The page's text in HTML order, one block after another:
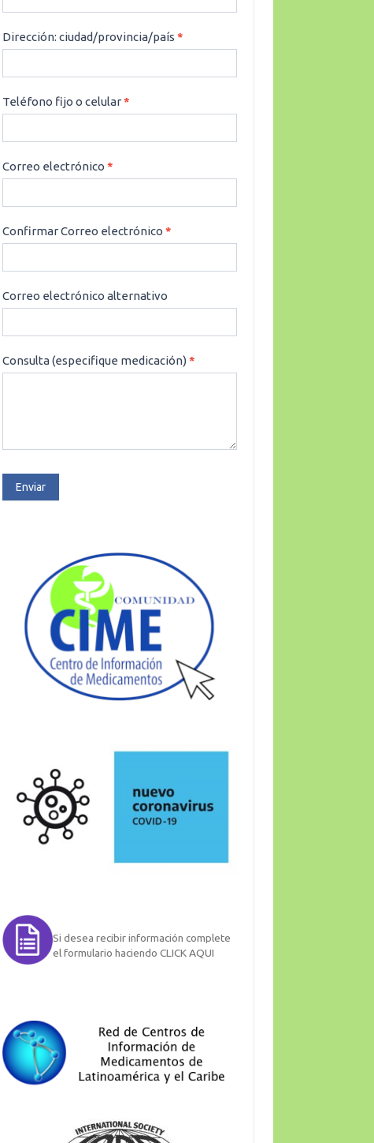
Dirección: ciudad/provincia/país*
Teléfono fijo o celular*
Correo electrónico*
Confirmar Correo electrónico*
Correo electrónico alternativo
Consulta (especifique medicación)*
Enviar
Si desea recibir información complete
el formulario haciendo CLICK AQUI